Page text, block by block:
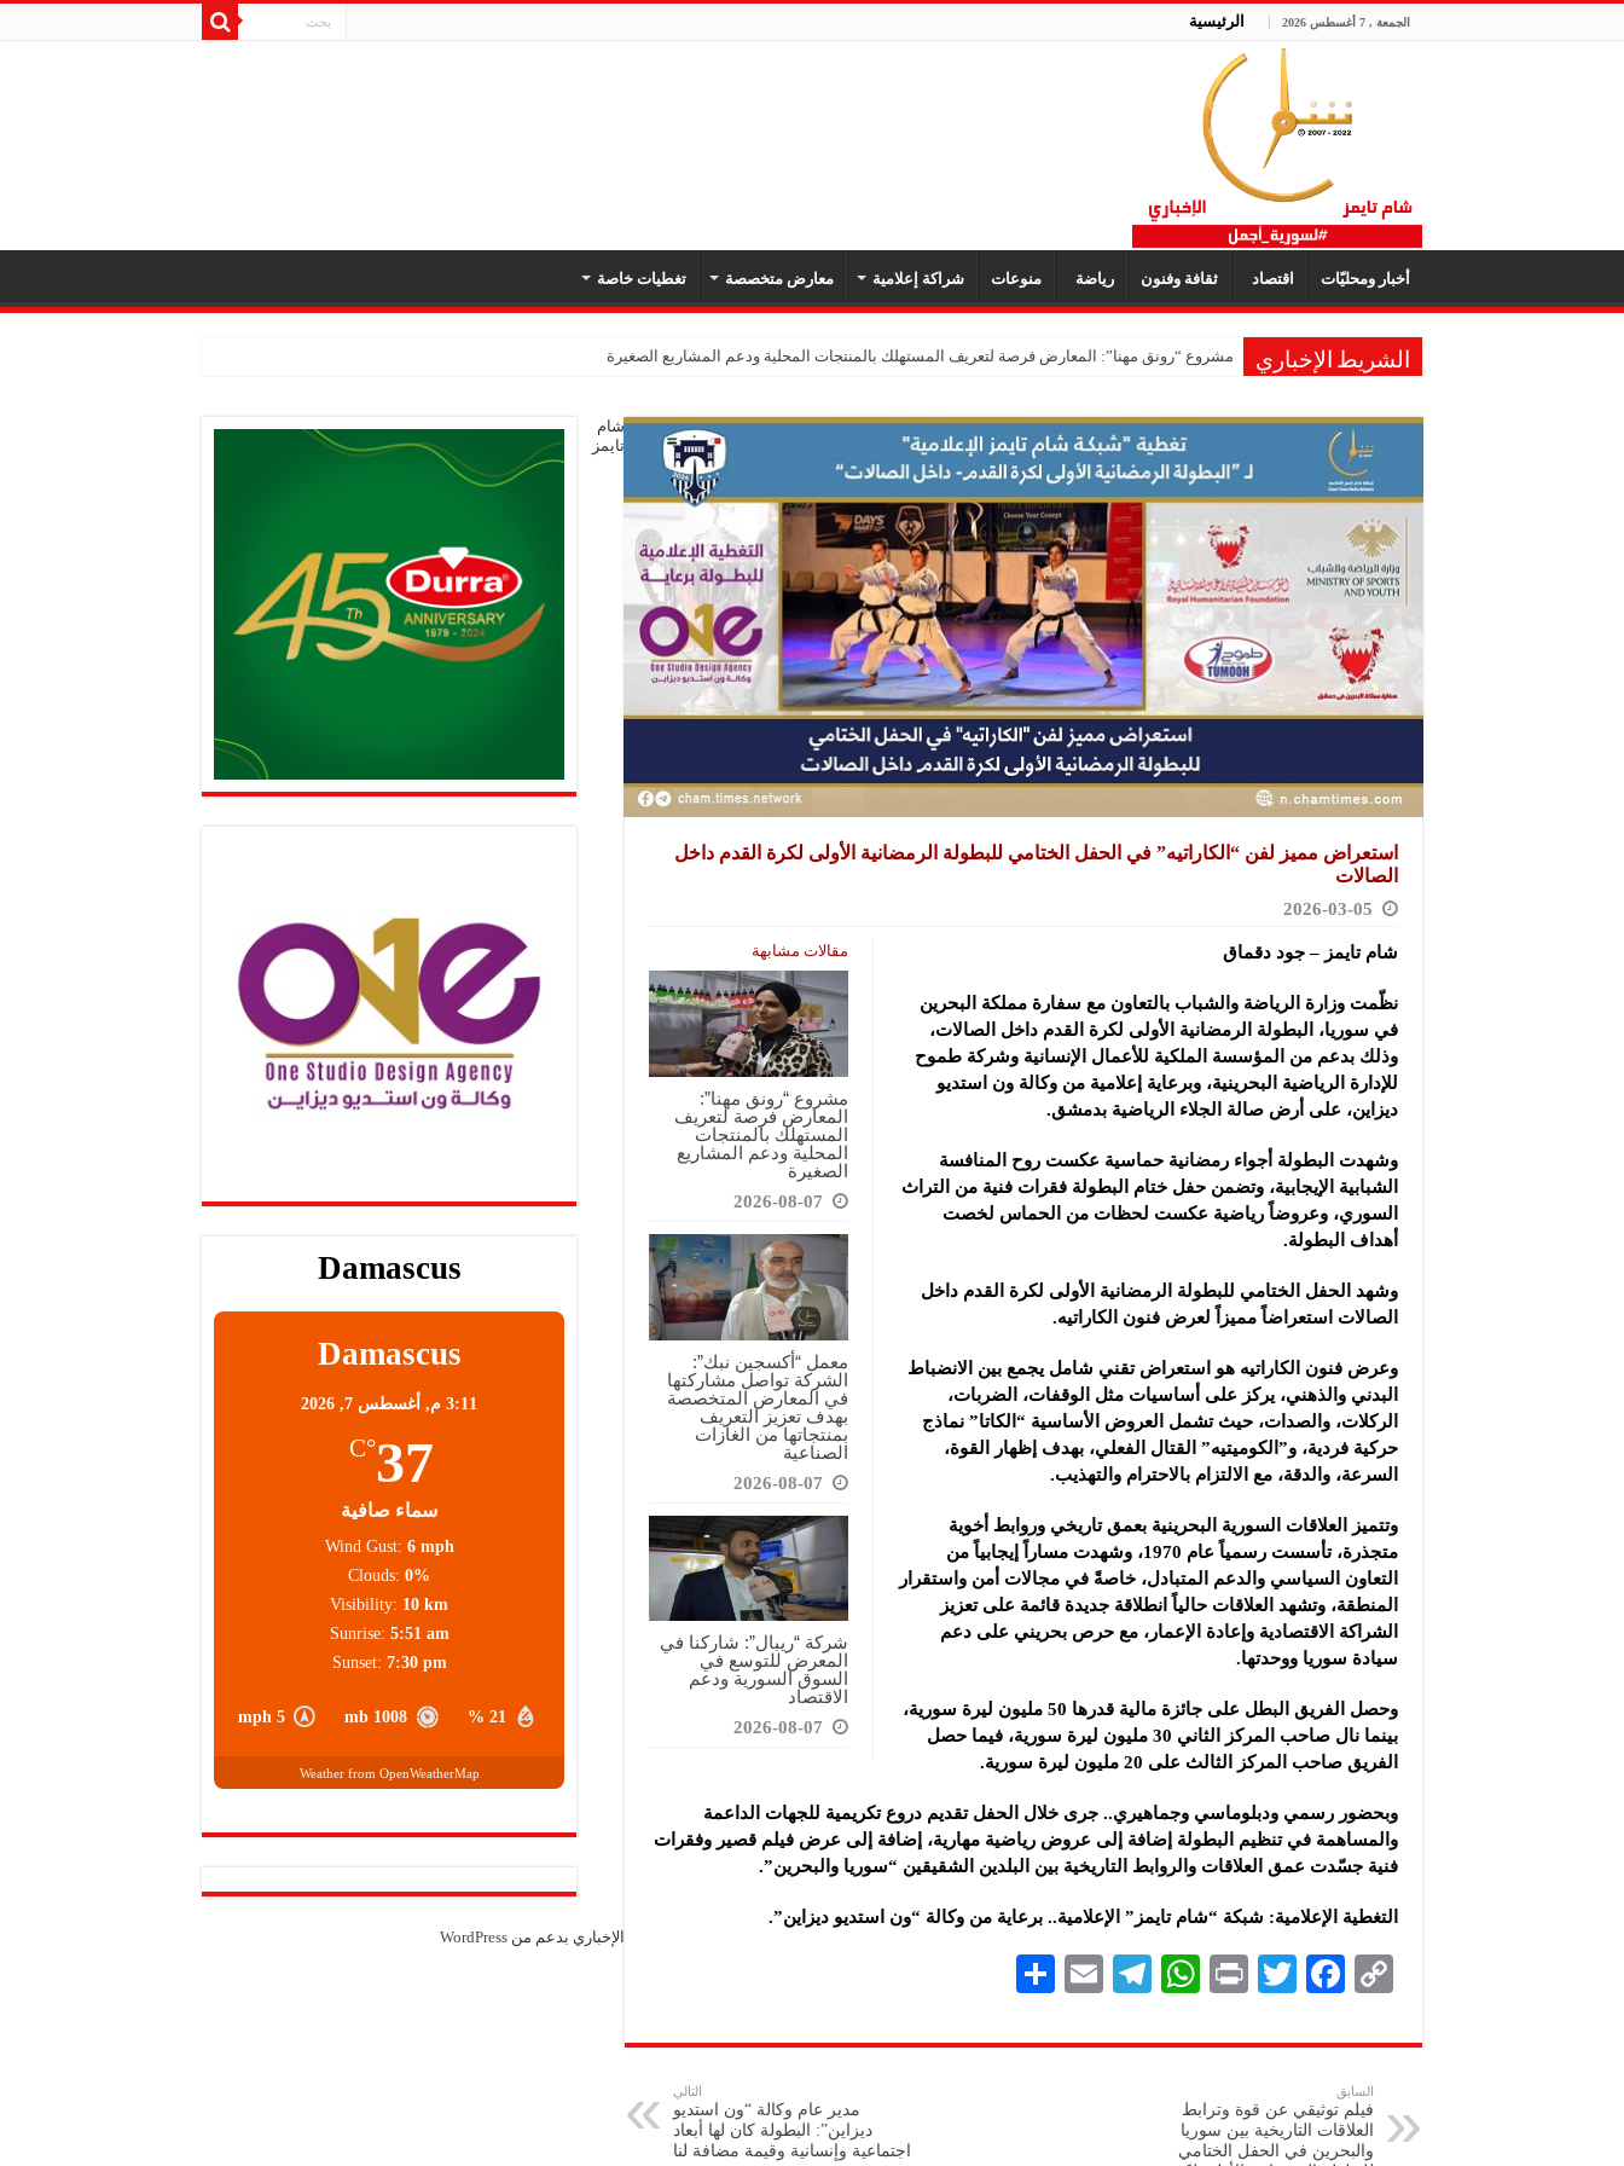
الجمعة , 7 أغسطس 2026 الرئيسية
أخبار ومحليّات اقتصاد ثقافة وفنون رياضة منوعات شراكة إعلامية معارض متخصصة تغطيات خاصة
الشريط الإخباري مشروع “رونق مهنا”: المعارض فرصة لتعريف المستهلك بالمنتجات المحلية ودعم المشاريع الصغيرة
استعراض مميز لفن “الكاراتيه” في الحفل الختامي للبطولة الرمضانية الأولى لكرة القدم داخل
الصالات
2026-03-05
مقالات مشابهة
مشروع “رونق مهنا”:
المعارض فرصة لتعريف
المستهلك بالمنتجات
المحلية ودعم المشاريع
الصغيرة
2026-08-07
معمل “أكسجين نبك”:
الشركة تواصل مشاركتها
في المعارض المتخصصة
بهدف تعزيز التعريف
بمنتجاتها من الغازات
الصناعية
2026-08-07
شركة “ريبال”: شاركنا في
المعرض للتوسع في
السوق السورية ودعم
الاقتصاد
2026-08-07
شام تايمز – جود دقماق
نظّمت وزارة الرياضة والشباب بالتعاون مع سفارة مملكة البحرين
في سوريا، البطولة الرمضانية الأولى لكرة القدم داخل الصالات،
وذلك بدعم من المؤسسة الملكية للأعمال الإنسانية وشركة طموح
للإدارة الرياضية البحرينية، وبرعاية إعلامية من وكالة ون استديو
ديزاين، على أرض صالة الجلاء الرياضية بدمشق.
وشهدت البطولة أجواء رمضانية حماسية عكست روح المنافسة
الشبابية الإيجابية، وتضمن حفل ختام البطولة فقرات فنية من التراث
السوري، وعروضاً رياضية عكست لحظات من الحماس لخصت
أهداف البطولة.
وشهد الحفل الختامي للبطولة الرمضانية الأولى لكرة القدم داخل
الصالات استعراضاً مميزاً لعرض فنون الكاراتيه.
وعرض فنون الكاراتيه هو استعراض تقني شامل يجمع بين الانضباط
البدني والذهني، يركز على أساسيات مثل الوقفات، الضربات،
الركلات، والصدات، حيث تشمل العروض الأساسية “الكاتا” نماذج
حركية فردية، و”الكوميتيه” القتال الفعلي، بهدف إظهار القوة،
السرعة، والدقة، مع الالتزام بالاحترام والتهذيب.
وتتميز العلاقات السورية البحرينية بعمق تاريخي وروابط أخوية
متجذرة، تأسست رسمياً عام 1970، وشهدت مساراً إيجابياً من
التعاون السياسي والدعم المتبادل، خاصةً في مجالات أمن واستقرار
المنطقة، وتشهد العلاقات حالياً انطلاقة جديدة قائمة على تعزيز
الشراكة الاقتصادية وإعادة الإعمار، مع حرص بحريني على دعم
سيادة سوريا ووحدتها.
وحصل الفريق البطل على جائزة مالية قدرها 50 مليون ليرة سورية،
بينما نال صاحب المركز الثاني 30 مليون ليرة سورية، فيما حصل
الفريق صاحب المركز الثالث على 20 مليون ليرة سورية.
وبحضور رسمي ودبلوماسي وجماهيري.. جرى خلال الحفل تقديم دروع تكريمية للجهات الداعمة
والمساهمة في تنظيم البطولة إضافة إلى عروض رياضية مهارية، إضافة إلى عرض فيلم قصير وفقرات
فنية جسّدت عمق العلاقات والروابط التاريخية بين البلدين الشقيقين “سوريا والبحرين”.
التغطية الإعلامية: شبكة “شام تايمز” الإعلامية.. برعاية من وكالة “ون استديو ديزاين”.
C
p
y
Li
F
eb
k
T
tt
P
nt
W
at
Te
gr
E
ai
ar
السابق
فيلم توثيقي عن قوة وترابط
العلاقات التاريخية بين سوريا
والبحرين في الحفل الختامي
التالي
مدير عام وكالة “ون استديو
ديزاين”: البطولة كان لها أبعاد
اجتماعية وإنسانية وقيمة مضافة لنا
Damascus
Damascus
3:11 م, أغسطس 7, 2026
37
°C
سماء صافية
21 %
1008 mb
5 mph
Wind Gust: 6 mph
Clouds: 0%
Visibility: 10 km
Sunrise: 5:51 am
Sunset: 7:30 pm
Weather from OpenWeatherMap
شام
تايمز
الإخباري بدعم من WordPress